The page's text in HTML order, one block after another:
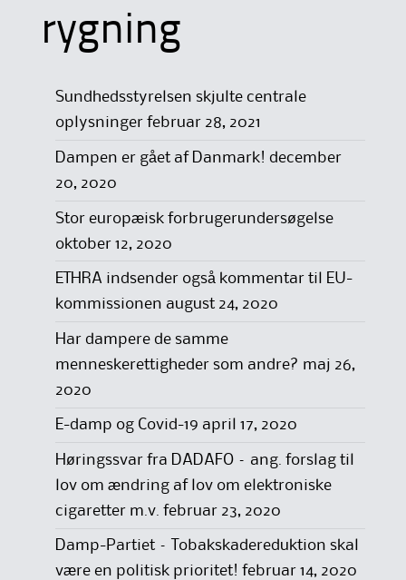
rygning
Sundhedsstyrelsen skjulte centrale
oplysninger februar 28, 2021
Dampen er gået af Danmark! december
20, 2020
Stor europæisk forbrugerundersøgelse
oktober 12, 2020
ETHRA indsender også kommentar til EU-
kommissionen august 24, 2020
Har dampere de samme
menneskerettigheder som andre? maj 26,
2020
E-damp og Covid-19 april 17, 2020
Høringssvar fra DADAFO – ang. forslag til
lov om ændring af lov om elektroniske
cigaretter m.v. februar 23, 2020
Damp-Partiet – Tobakskadereduktion skal
være en politisk prioritet! februar 14, 2020